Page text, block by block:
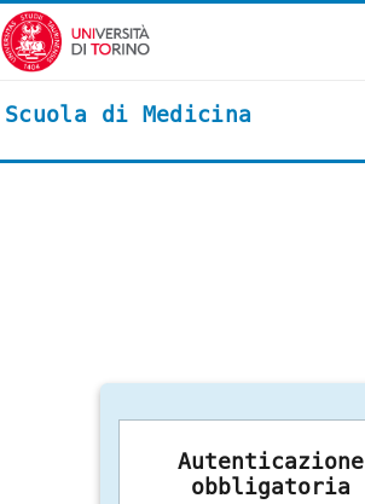
Vai al contenuto principale
Scuola di Medicina
Autenticazione
obbligatoria